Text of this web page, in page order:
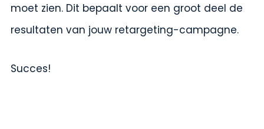
moet zien. Dit bepaalt voor een groot deel de
resultaten van jouw retargeting-campagne.
Succes!